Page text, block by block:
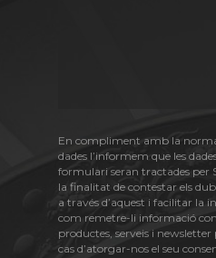
En compliment amb la
dades l’informem que les
formulari seran tractades per
la finalitat de contestar els
a través d’aquest i facilitar la
com remetre-li informació
productes, serveis i
cas d’atorgar-nos el seu